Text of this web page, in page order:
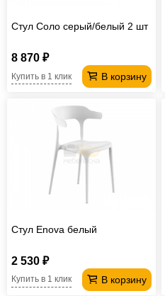
Кресла-
Косметологическое
оборудование
Стул Соло серый/белый 2 шт
8 870 ₽
В корзину
Купить в 1 клик
Стул Enova белый
2 530 ₽
В корзину
Купить в 1 клик